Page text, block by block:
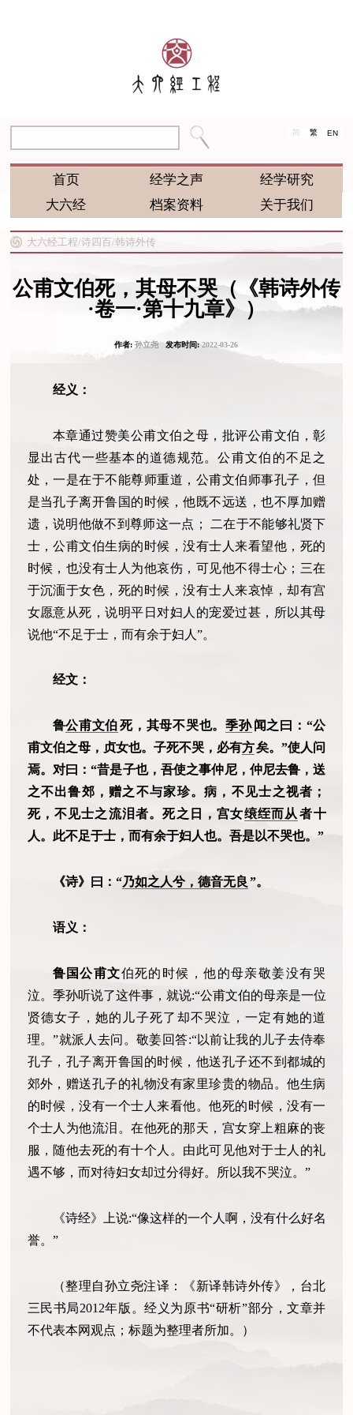
简 繁 EN
首页 经学之声
经学研究
大六经
档案资料 关于我们
大六经工程/诗四百/韩诗外传
公甫文伯死，其母不哭（《韩诗外传
·卷一·第十九章》）
作者:孙立尧发布时间:2022-03-26
经义：
本章通过赞美公甫文伯之母，批评公甫文伯，彰
显出古代一些基本的道德规范。公甫文伯的不足之
处，一是在于不能尊师重道，公甫文伯师事孔子，但
是当孔子离开鲁国的时候，他既不远送，也不厚加赠
遗，说明他做不到尊师这一点； 二在于不能够礼贤下
士，公甫文伯生病的时候，没有士人来看望他，死的
时候，也没有士人为他哀伤，可见他不得士心；三在
于沉湎于女色，死的时候，没有士人来哀悼，却有宫
女愿意从死，说明平日对妇人的宠爱过甚，所以其母
说他“不足于士，而有余于妇人”。
经文：
鲁公甫文伯死，其母不哭也。季孙闻之曰：“公
甫文伯之母，贞女也。子死不哭，必有方矣。”使人问
焉。对曰：“昔是子也，吾使之事仲尼，仲尼去鲁，送
之不出鲁郊，赠之不与家珍。病，不见士之视者；
死，不见士之流泪者。死之日，宫女缞绖而从 者十
人。此不足于士，而有余于妇人也。吾是以不哭也。”
《诗》曰：“乃如之人兮，德音无良 ”。
语义：
鲁国公甫文伯死的时候，他的母亲敬姜没有哭
泣。季孙听说了这件事，就说:“公甫文伯的母亲是一位
贤德女子，她的儿子死了却不哭泣，一定有她的道
理。”就派人去问。敬姜回答:“以前让我的儿子去侍奉
孔子，孔子离开鲁国的时候，他送孔子还不到都城的
郊外，赠送孔子的礼物没有家里珍贵的物品。他生病
的时候，没有一个士人来看他。他死的时候，没有一
个士人为他流泪。在他死的那天，宫女穿上粗麻的丧
服，随他去死的有十个人。由此可见他对于士人的礼
遇不够，而对待妇女却过分得好。所以我不哭泣。”
《诗经》上说:“像这样的一个人啊，没有什么好名
誉。”
（整理自孙立尧注译：《新译韩诗外传》，台北
三民书局2012年版。经义为原书“研析”部分，文章并
不代表本网观点；标题为整理者所加。）